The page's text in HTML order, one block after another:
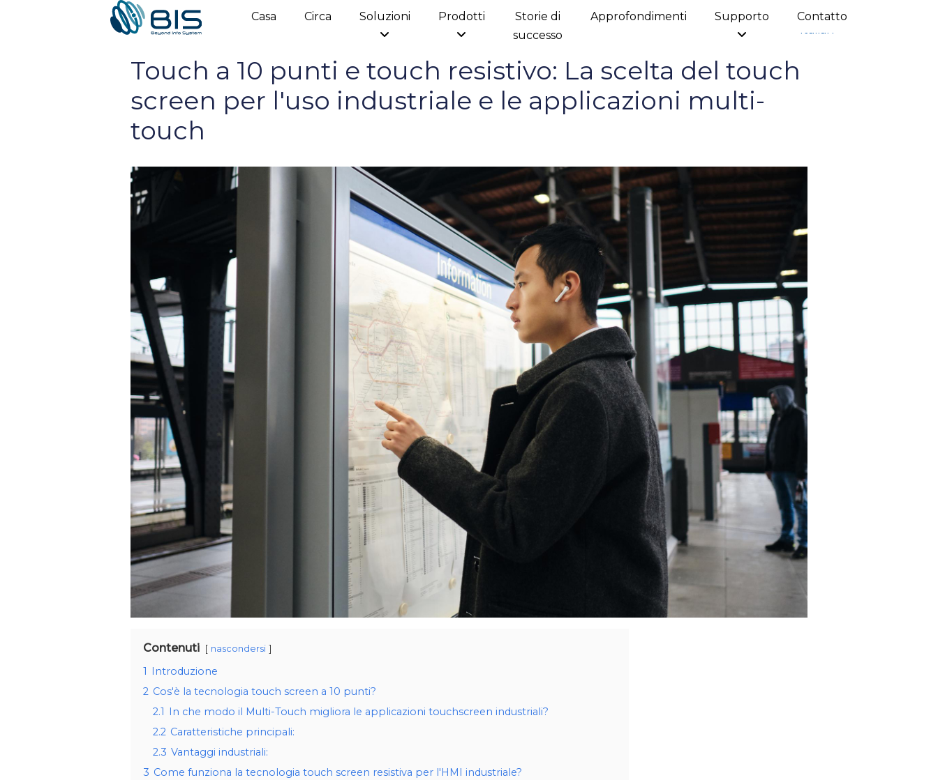
Casa Circa Soluzioni Prodotti
Storie di
successo
Approfondimenti Supporto
Contatto
Italian
Touch a 10 punti e touch resistivo: La scelta del touch
screen per l'uso industriale e le applicazioni multi-
touch
Contenuti nascondersi
1 Introduzione
2 Cos'è la tecnologia touch screen a 10 punti?
2.1 In che modo il Multi-Touch migliora le applicazioni touchscreen industriali?
2.2 Caratteristiche principali:
2.3 Vantaggi industriali:
3 Come funziona la tecnologia touch screen resistiva per l'HMI industriale?